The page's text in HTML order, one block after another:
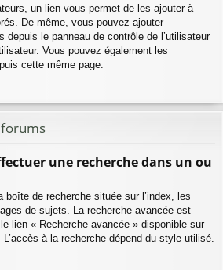
un lien vous permet de les ajouter à
De même, vous pouvez ajouter
depuis le panneau de contrôle de l’utilisateur
Vous pouvez également les
cette même page.
forums
une recherche dans un ou
de recherche située sur l’index, les
de sujets. La recherche avancée est
lien « Recherche avancée » disponible sur
à la recherche dépend du style utilisé.